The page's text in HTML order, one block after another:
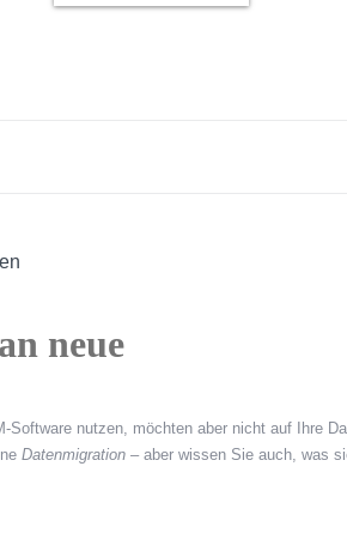
neue
Software nutzen, möchten aber nicht auf Ihre
Datenmigration – aber wissen Sie auch, was